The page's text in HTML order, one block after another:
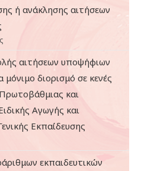
ή ανάκλησης αιτήσεων
αιτήσεων υποψήφιων
μόνιμο διορισμό σε κενές
και
Αγωγής και
Εκπαίδευσης
εκπαιδευτικών